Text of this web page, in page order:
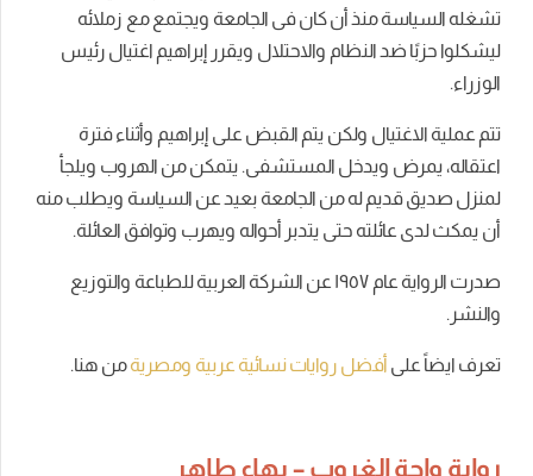
تشغله السياسة منذ أن كان فى الجامعة ويجتمع مع زملائه
ليشكلوا حزبًا ضد النظام والاحتلال ويقرر إبراهيم اغتيال رئيس
الوزراء.
تتم عملية الاغتيال ولكن يتم القبض على إبراهيم وأثناء فترة
اعتقاله، يمرض ويدخل المستشفى. يتمكن من الهروب ويلجأ
لمنزل صديق قديم له من الجامعة بعيد عن السياسة ويطلب منه
أن يمكث لدى عائلته حتى يتدبر أحواله ويهرب وتوافق العائلة.
صدرت الرواية عام ١٩٥٧ عن الشركة العربية للطباعة والتوزيع
والنشر.
تعرف ايضاً على أفضل روايات نسائية عربية ومصريةمن هنا.
رواية واحة الغروب – بهاء طاهر